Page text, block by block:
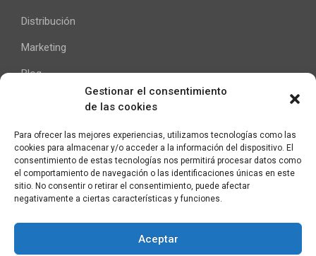
Gestionar el consentimiento
de las cookies
Para ofrecer las mejores experiencias, utilizamos tecnologías como las
cookies para almacenar y/o acceder a la información del dispositivo. El
consentimiento de estas tecnologías nos permitirá procesar datos como
el comportamiento de navegación o las identificaciones únicas en este
sitio. No consentir o retirar el consentimiento, puede afectar
negativamente a ciertas características y funciones.
Aceptar
Distribución
Marketing
Blog
Ayuda
Contacto
Aviso Legal